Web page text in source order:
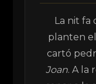
La nit fa
planten
cartó
Joan. A la